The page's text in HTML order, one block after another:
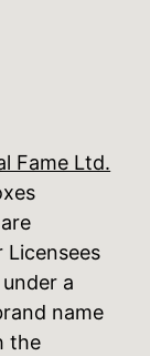
Fame Ltd.
a
name
the